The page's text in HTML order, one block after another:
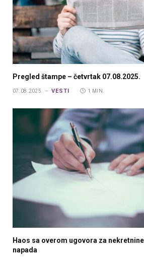
Pregled štampe – četvrtak 07.08.2025.
07.08.2025. VESTI 1 MIN.
Haos sa overom ugovora za
napada